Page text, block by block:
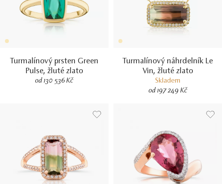
Turmalínový prsten Green
Pulse, žluté zlato
od 130 536 Kč
Turmalínový náhrdelník Le
Vin, žluté zlato
Skladem
od 197 249 Kč